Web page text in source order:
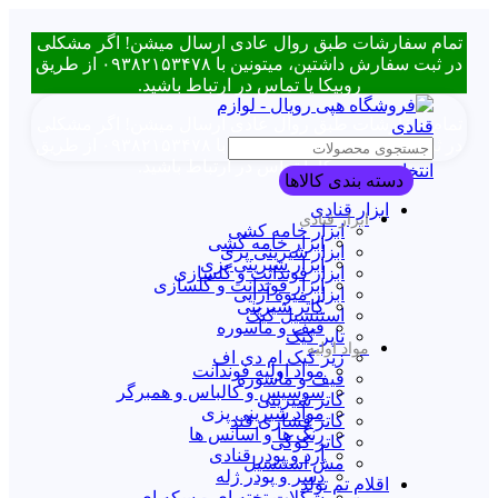
تمام سفارشات طبق روال عادی ارسال میشن! اگر مشکلی
در ثبت سفارش داشتین، میتونین با ۰۹۳۸۲۱۵۳۴۷۸ از طریق
روبیکا یا تماس در ارتباط باشید.
تمام سفارشات طبق روال عادی ارسال میشن! اگر مشکلی
روبیکا یا تماس در ارتباط باشید.انتخاب دسته بندی
ابزار قنادی
ابزار خامه کشی
ابزار شیرینی پزی
ابزار فوندانت و گلسازی
ابزار میوه آرایی
استنسیل کیک
تاپر کیک
زیر کیک ام دی اف
قیف و ماسوره
کاتر شیرینی
کاتر فشاری قند
کاتر کوکی
مش استنسیل
اقلام تم تولد
دسته بندی کالاها
ابزار قنادی
ابزار خامه کشی
ابزار شیرینی پزی
ابزار فوندانت و گلسازی
کاتر شیرینی
قیف و ماسوره
مواد اولیه
مواد اولیه فوندانت
سوسیس و کالباس و همبرگر
مواد شیرینی پزی
رنگ ها و اسانس ها
آرد و پودر قنادی
دسر و پودر ژله